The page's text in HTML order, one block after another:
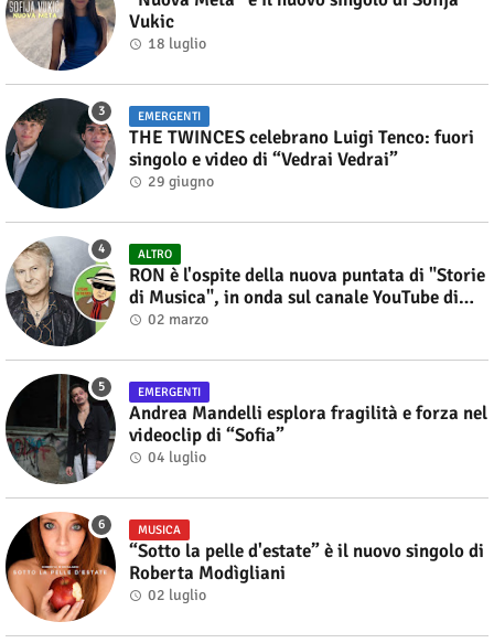
Vukic
18 luglio
EMERGENTI
THE TWINCES celebrano Luigi Tenco: fuori
singolo e video di “Vedrai Vedrai”
29 giugno
ALTRO
RON è l'ospite della nuova puntata di "Storie
di Musica", in onda sul canale YouTube di
Alberto Salerno
02 marzo
EMERGENTI
Andrea Mandelli esplora fragilità e forza nel
videoclip di “Sofia”
04 luglio
MUSICA
“Sotto la pelle d'estate” è il nuovo singolo di
Roberta Modìgliani
02 luglio